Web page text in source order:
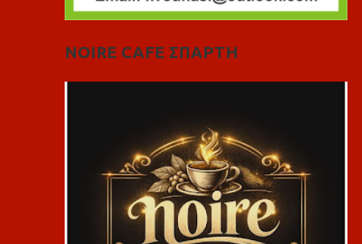
NOIRE CAFE ΣΠΑΡΤΗ